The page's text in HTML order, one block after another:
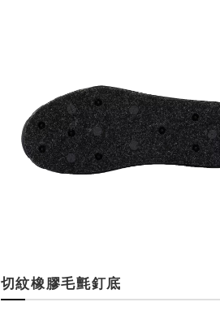
切紋橡膠毛氈釘底